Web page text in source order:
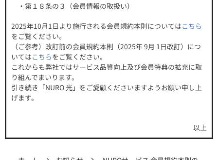
・第１８条の３（会員情報の取扱い）
2025年10月1日より施行される会員規約本則についてはこちら
をご覧ください。
（ご参考）改訂前の会員規約本則（2025年 9月 1日改訂）につ
いてはこちらをご覧ください。
これからも弊社ではサービス品質向上及び会員特典の拡充に取
り組んでまいります。
引き続き「NURO 光」をご愛顧くださいますようお願い申し上
げます。
以上